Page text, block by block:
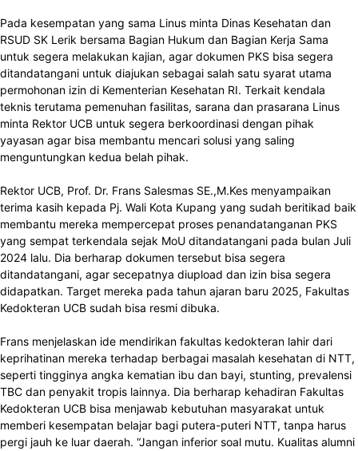
Pada kesempatan yang sama Linus minta Dinas Kesehatan dan
RSUD SK Lerik bersama Bagian Hukum dan Bagian Kerja Sama
untuk segera melakukan kajian, agar dokumen PKS bisa segera
ditandatangani untuk diajukan sebagai salah satu syarat utama
permohonan izin di Kementerian Kesehatan RI. Terkait kendala
teknis terutama pemenuhan fasilitas, sarana dan prasarana Linus
minta Rektor UCB untuk segera berkoordinasi dengan pihak
yayasan agar bisa membantu mencari solusi yang saling
menguntungkan kedua belah pihak.
Rektor UCB, Prof. Dr. Frans Salesmas SE.,M.Kes menyampaikan
terima kasih kepada Pj. Wali Kota Kupang yang sudah beritikad baik
membantu mereka mempercepat proses penandatanganan PKS
yang sempat terkendala sejak MoU ditandatangani pada bulan Juli
2024 lalu. Dia berharap dokumen tersebut bisa segera
ditandatangani, agar secepatnya diupload dan izin bisa segera
didapatkan. Target mereka pada tahun ajaran baru 2025, Fakultas
Kedokteran UCB sudah bisa resmi dibuka.
Frans menjelaskan ide mendirikan fakultas kedokteran lahir dari
keprihatinan mereka terhadap berbagai masalah kesehatan di NTT,
seperti tingginya angka kematian ibu dan bayi, stunting, prevalensi
TBC dan penyakit tropis lainnya. Dia berharap kehadiran Fakultas
Kedokteran UCB bisa menjawab kebutuhan masyarakat untuk
memberi kesempatan belajar bagi putera-puteri NTT, tanpa harus
pergi jauh ke luar daerah. “Jangan inferior soal mutu. Kualitas alumni